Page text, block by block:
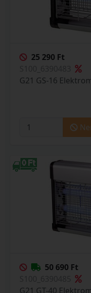
25 290 Ft
G21 GS-16
50 690 Ft
G21 GT-40